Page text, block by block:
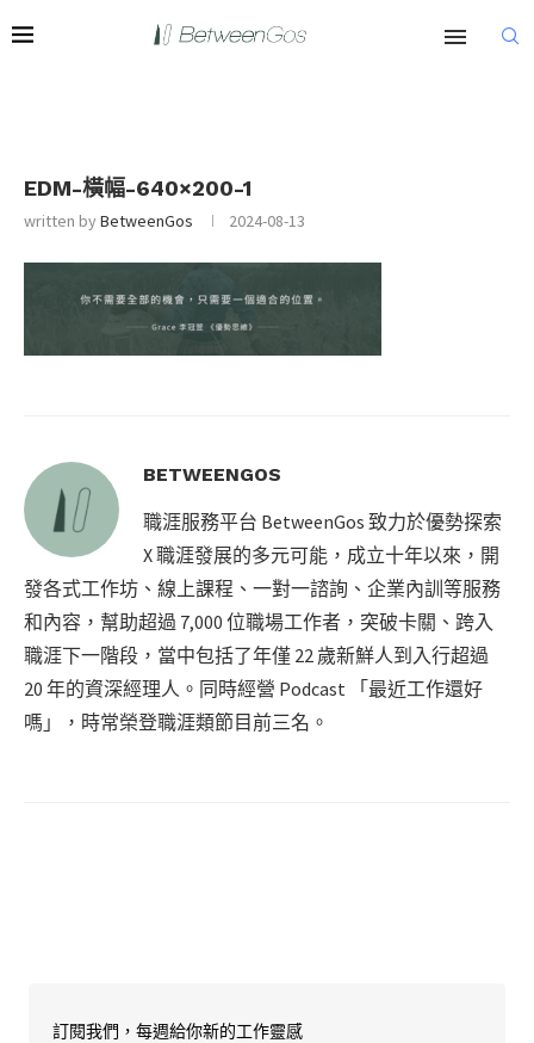
EDM-橫幅-640×200-1
written byBetweenGos 2024-08-13
BETWEENGOS
職涯服務平台 BetweenGos 致力於優勢探索
X 職涯發展的多元可能，成立十年以來，開
發各式工作坊、線上課程、一對一諮詢、企業內訓等服務
和內容，幫助超過 7,000 位職場工作者，突破卡關、跨入
職涯下一階段，當中包括了年僅 22 歲新鮮人到入行超過
20 年的資深經理人。同時經營 Podcast 「最近工作還好
嗎」，時常榮登職涯類節目前三名。
訂閱我們，每週給你新的工作靈感